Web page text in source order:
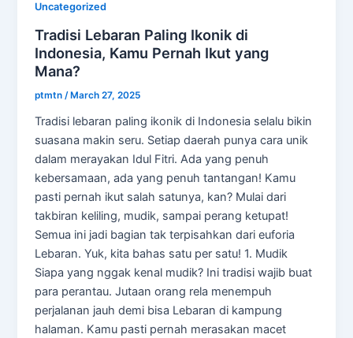
Uncategorized
Tradisi Lebaran Paling Ikonik di
Indonesia, Kamu Pernah Ikut yang
Mana?
ptmtn /March 27, 2025
Tradisi lebaran paling ikonik di Indonesia selalu bikin
suasana makin seru. Setiap daerah punya cara unik
dalam merayakan Idul Fitri. Ada yang penuh
kebersamaan, ada yang penuh tantangan! Kamu
pasti pernah ikut salah satunya, kan? Mulai dari
takbiran keliling, mudik, sampai perang ketupat!
Semua ini jadi bagian tak terpisahkan dari euforia
Lebaran. Yuk, kita bahas satu per satu! 1. Mudik
Siapa yang nggak kenal mudik? Ini tradisi wajib buat
para perantau. Jutaan orang rela menempuh
perjalanan jauh demi bisa Lebaran di kampung
halaman. Kamu pasti pernah merasakan macet